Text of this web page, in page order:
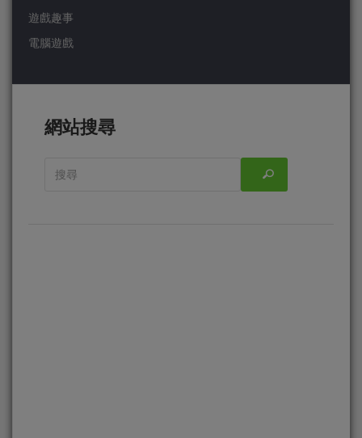
遊戲趣事
電腦遊戲
網站搜尋